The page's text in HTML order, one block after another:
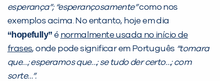
esperança”; “esperançosamente”como nos
exemplos acima. No entanto, hoje em dia
“hopefully” é normalmente usada no início de
frases, onde pode significar em Português “tomara
que…; esperamos que…; se tudo der certo…; com
sorte…”.